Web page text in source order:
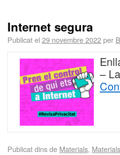
Internet segura
Publicat el 29 novembre 2022per
–
Publicat dins de Materials, Materials